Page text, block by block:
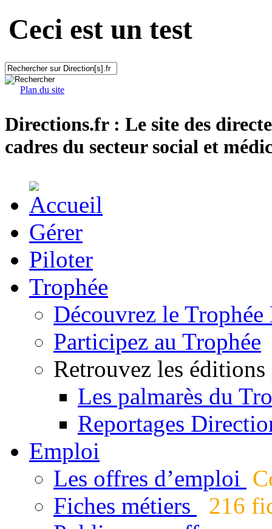
Ceci est un test
Plan du site
Directions.fr : Le site des
cadres du secteur social et
Gérer
Piloter
Trophée
Découvrez le
Participez au Trophée
Retrouvez les éditions
Les palmarès du
Reportages
Emploi
Les offres d’emploi
Fiches métiers
216